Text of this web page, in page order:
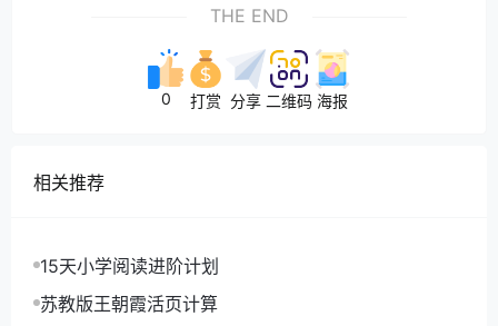
更是一本具有深度和广度的思想之作。
《深海夜未眠》是一本关于寻找内心平静、解放心灵的
书籍。它通过富有感染力的故事情节和细腻的心理描
绘，带领我们进入一个神秘而又美丽的深海世界。在探
供了全面的阅读体验。
THE END
0 打赏 分享 二维码 海报
相关推荐
15天小学阅读进阶计划
苏教版王朝霞活页计算